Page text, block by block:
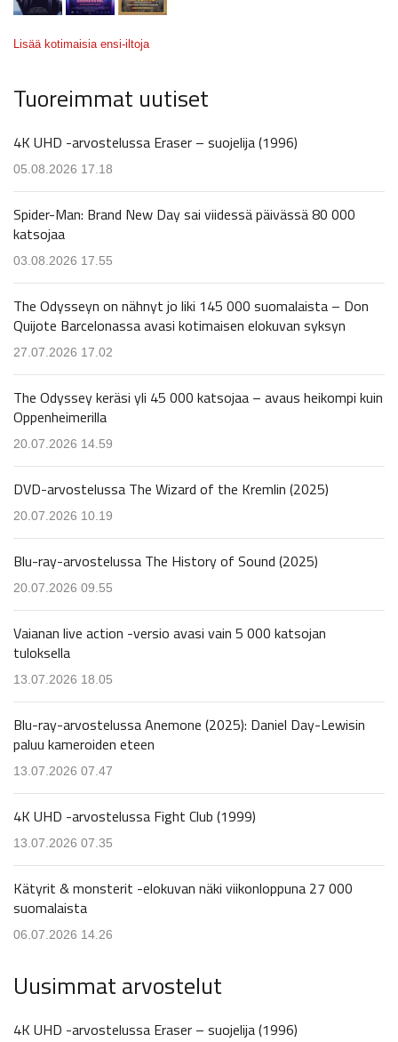
Lisää kotimaisia ensi-iltoja
Tuoreimmat uutiset
4K UHD -arvostelussa Eraser – suojelija (1996)
05.08.2026 17.18
Spider-Man: Brand New Day sai viidessä päivässä 80 000
katsojaa
03.08.2026 17.55
The Odysseyn on nähnyt jo liki 145 000 suomalaista – Don
Quijote Barcelonassa avasi kotimaisen elokuvan syksyn
27.07.2026 17.02
The Odyssey keräsi yli 45 000 katsojaa – avaus heikompi kuin
Oppenheimerilla
20.07.2026 14.59
DVD-arvostelussa The Wizard of the Kremlin (2025)
20.07.2026 10.19
Blu-ray-arvostelussa The History of Sound (2025)
20.07.2026 09.55
Vaianan live action -versio avasi vain 5 000 katsojan
tuloksella
13.07.2026 18.05
Blu-ray-arvostelussa Anemone (2025): Daniel Day-Lewisin
paluu kameroiden eteen
13.07.2026 07.47
4K UHD -arvostelussa Fight Club (1999)
13.07.2026 07.35
Kätyrit & monsterit -elokuvan näki viikonloppuna 27 000
suomalaista
06.07.2026 14.26
Uusimmat arvostelut
4K UHD -arvostelussa Eraser – suojelija (1996)